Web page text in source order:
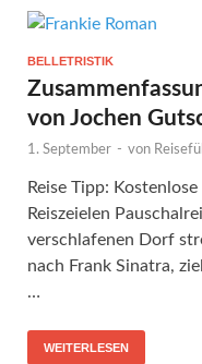
BELLETRISTIK
von Jochen
1. September - von
Reise Tipp:
Reiszeielen
verschlafenen Dorf
nach Frank Sinatra,
…
WEITERLESEN